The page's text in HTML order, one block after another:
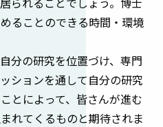
ることのできる時間・環境
分の研究を位置づけ、専門
ションを通して自分の研究
とによって、皆さんが進む
れてくるものと期待されま